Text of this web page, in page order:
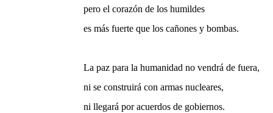
pero el corazón de los humildes
es más fuerte que los cañones y bombas.
La paz para la humanidad no vendrá de fuera,
ni se construirá con armas nucleares,
ni llegará por acuerdos de gobiernos.